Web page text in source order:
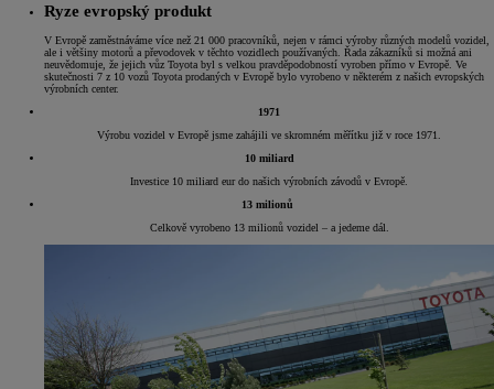
Ryze evropský produkt
V Evropě zaměstnáváme více než 21 000 pracovníků, nejen v rámci výroby různých modelů vozidel,
ale i většiny motorů a převodovek v těchto vozidlech používaných. Řada zákazníků si možná ani
neuvědomuje, že jejich vůz Toyota byl s velkou pravděpodobností vyroben přímo v Evropě. Ve
skutečnosti 7 z 10 vozů Toyota prodaných v Evropě bylo vyrobeno v některém z našich evropských
výrobních center.
1971
Výrobu vozidel v Evropě jsme zahájili ve skromném měřítku již v roce 1971.
10 miliard
Investice 10 miliard eur do našich výrobních závodů v Evropě.
13 milionů
Celkově vyrobeno 13 milionů vozidel – a jedeme dál.